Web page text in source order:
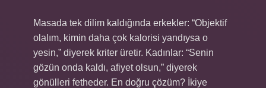
Masada tek dilim kaldığında erkekler: “Objektif
olalım, kimin daha çok kalorisi yandıysa o
yesin,” diyerek kriter üretir. Kadınlar: “Senin
gözün onda kaldı, afiyet olsun,” diyerek
gönülleri fetheder. En doğru çözüm? İkiye